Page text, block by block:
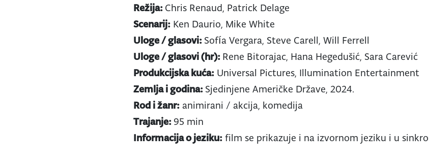
Režija: Chris Renaud, Patrick Delage
Scenarij: Ken Daurio, Mike White
Uloge / glasovi: Sofía Vergara, Steve Carell, Will Ferrell
Uloge / glasovi (hr): Rene Bitorajac, Hana Hegedušić, Sara Carević
Produkcijska kuća: Universal Pictures, Illumination Entertainment
Zemlja i godina: Sjedinjene Američke Države, 2024.
Rod i žanr: animirani / akcija, komedija
Trajanje: 95 min
Informacija o jeziku: film se prikazuje i na izvornom jeziku i u